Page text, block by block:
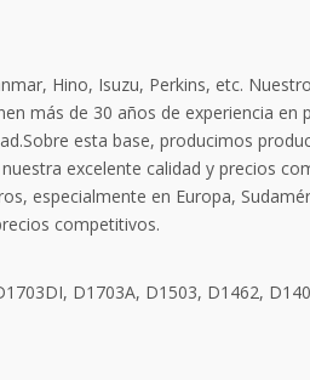
Hino, Isuzu, Perkins, etc.
más de 30 años de experiencia en
esta base, producimos
excelente calidad y precios
especialmente en Europa,
competitivos.
D1703A, D1503, D1462,